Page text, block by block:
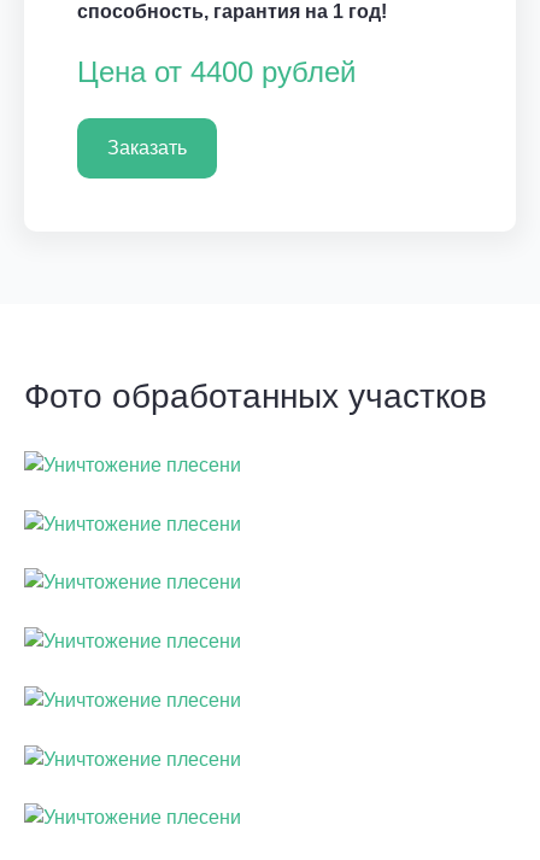
способность, гарантия на 1 год!
Цена от 4400 рублей
Заказать
Фото обработанных участков